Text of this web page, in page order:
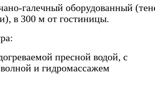
галечный оборудованный
в 300 м от гостиницы.
пресной водой, c
и гидромассажем